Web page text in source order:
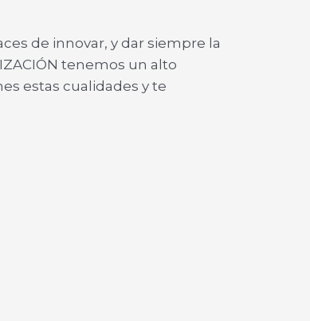
de innovar, y dar siempre la
tenemos un alto
estas cualidades y te